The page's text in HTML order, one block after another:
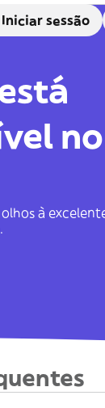
Iniciar sessão
no
à